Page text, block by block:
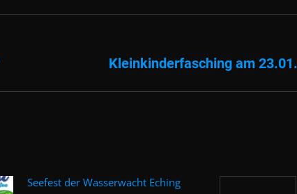
NächsterKleinkinderfasching am
Seefest der Wasserwacht Eching